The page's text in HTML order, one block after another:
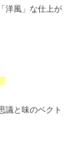
洋風」な仕上が
議と味のベクト